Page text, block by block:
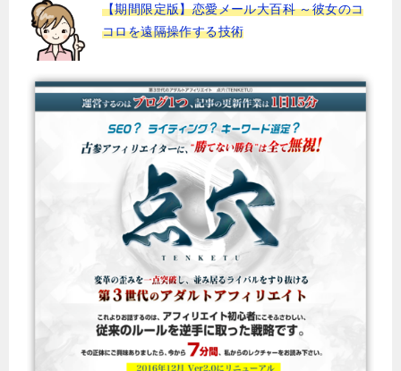
【期間限定版】恋愛メール大百科 ～彼女のコ
コロを遠隔操作する技術